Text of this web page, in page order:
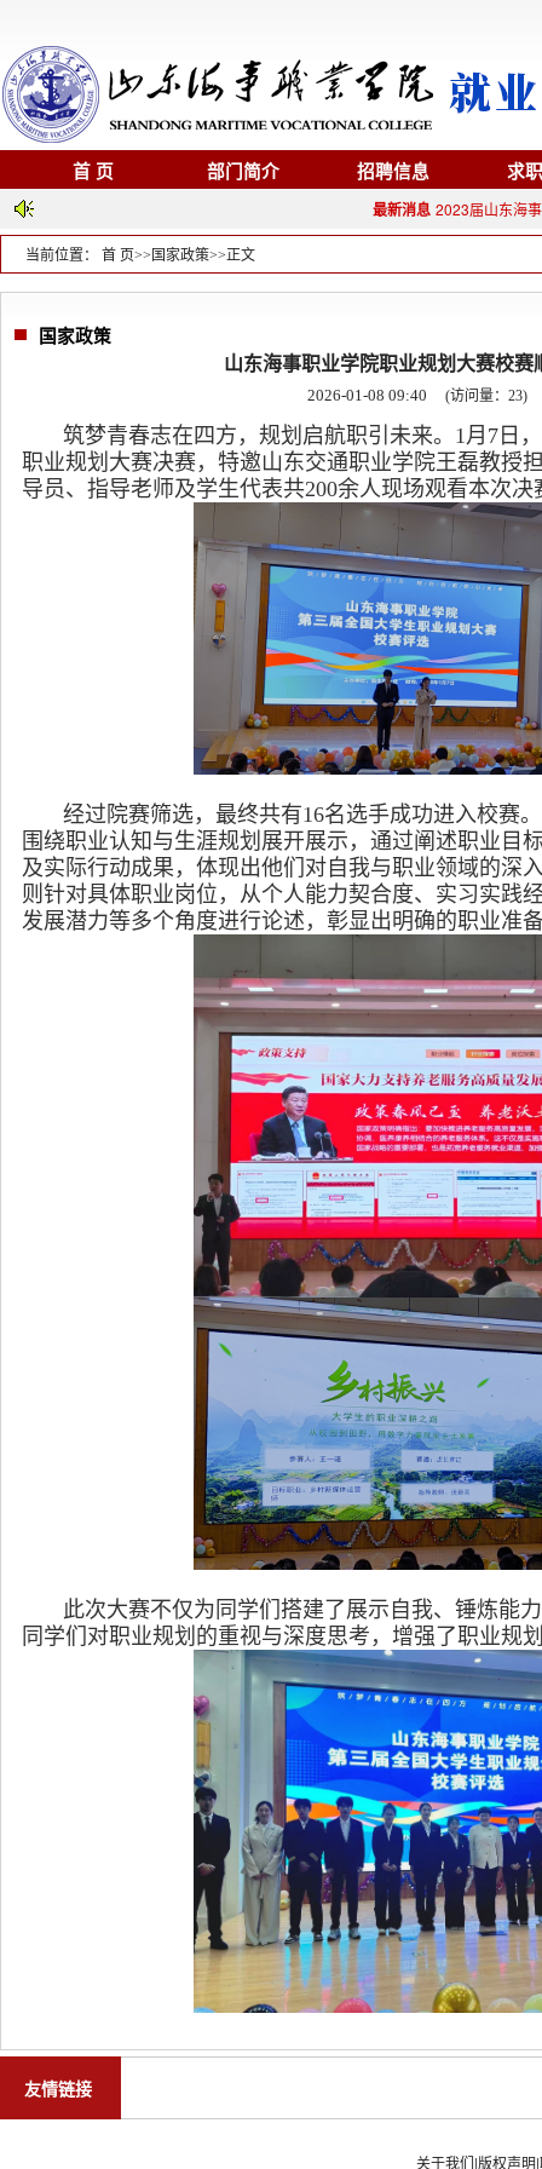
首 页 部门简介 招聘信息 求
最新消息 2023届山东海事
当前位置： 首 页>> 国家政策>>正文
国家政策
山东海事职业学院职业规划大赛校赛
2026-01-08 09:40 (访问量： 23)
筑梦青春志在四方，规划启航职引未来。 1月7日
职业规划大赛决赛，特邀山东交通职业学院王磊教授
导员、指导老师及学生代表共200余人现场观看本次决
经过院赛筛选，最终共有16名选手成功进入校赛
围绕职业认知与生涯规划展开展示，通过阐述职业目
及实际行动成果，体现出他们对自我与职业领域的深
则针对具体职业岗位，从个人能力契合度、实习实践
发展潜力等多个角度进行论述，彰显出明确的职业准
此次大赛不仅为同学们搭建了展示自我、锤炼能
同学们对职业规划的重视与深度思考，增强了职业规
友情链接
关于我们|版权声明|